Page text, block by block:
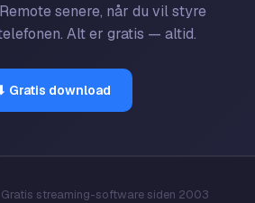
senere, når du vil styre
Alt er gratis — altid.
Gratis download
streaming-software siden 2003